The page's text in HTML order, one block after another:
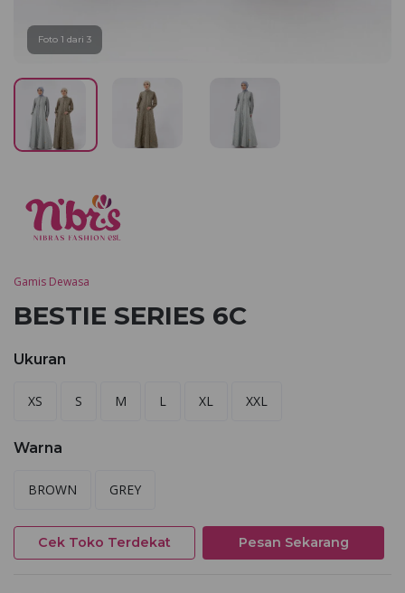
Foto 1 dari 3
Gamis Dewasa
BESTIE SERIES 6C
Ukuran
XS S M L XL XXL
Warna
BROWN GREY
Cek Toko Terdekat Pesan Sekarang